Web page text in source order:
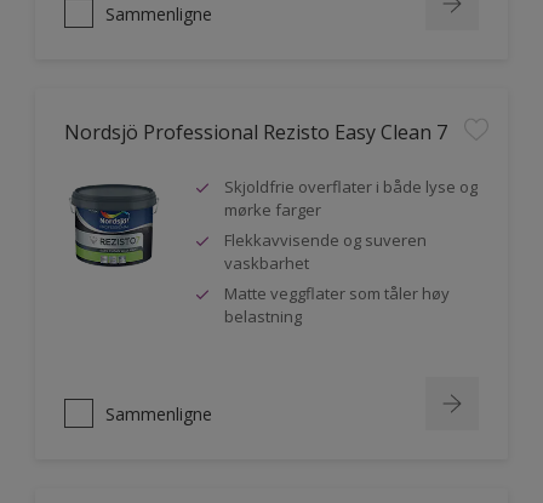
Sammenligne
Nordsjö Professional Rezisto Easy Clean 7
Skjoldfrie overflater i både lyse og
mørke farger
Flekkavvisende og suveren
vaskbarhet
Matte veggflater som tåler høy
belastning
Sammenligne